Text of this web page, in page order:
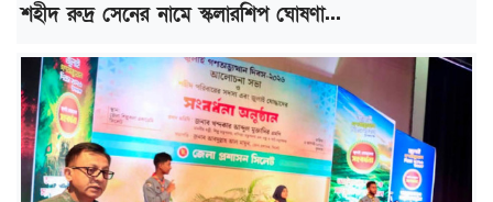
শহীদ রুদ্র সেনের নামে স্কলারশিপ ঘোষণা...